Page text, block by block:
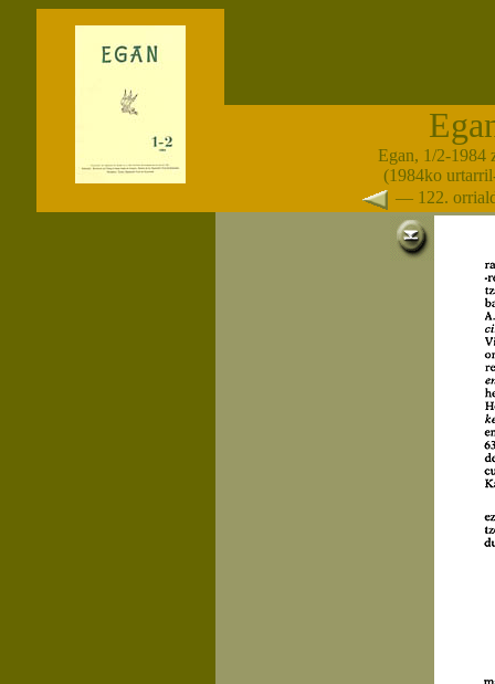
Egan, 1/2-1984
(1984ko
— 122.